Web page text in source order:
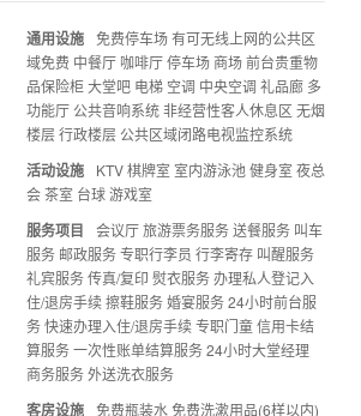
通用设施 免费停车场 有可无线上网的公共区
域免费 中餐厅 咖啡厅 停车场 商场 前台贵重物
品保险柜 大堂吧 电梯 空调 中央空调 礼品廊 多
功能厅 公共音响系统 非经营性客人休息区 无烟
楼层 行政楼层 公共区域闭路电视监控系统
活动设施
KTV 棋牌室 室内游泳池 健身室 夜总
会 茶室 台球 游戏室
服务项目
会议厅 旅游票务服务 送餐服务 叫车
服务 邮政服务 专职行李员 行李寄存 叫醒服务
礼宾服务 传真/复印 熨衣服务 办理私人登记入
住/退房手续 擦鞋服务 婚宴服务 24小时前台服
务 快速办理入住/退房手续 专职门童 信用卡结
算服务 一次性账单结算服务 24小时大堂经理
商务服务 外送洗衣服务
客房设施 免费瓶装水 免费洗漱用品(6样以内)